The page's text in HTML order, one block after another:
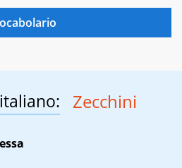
Zecchini